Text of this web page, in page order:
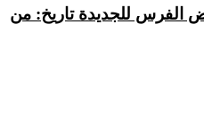
الفرس للجديدة تاريخ: من